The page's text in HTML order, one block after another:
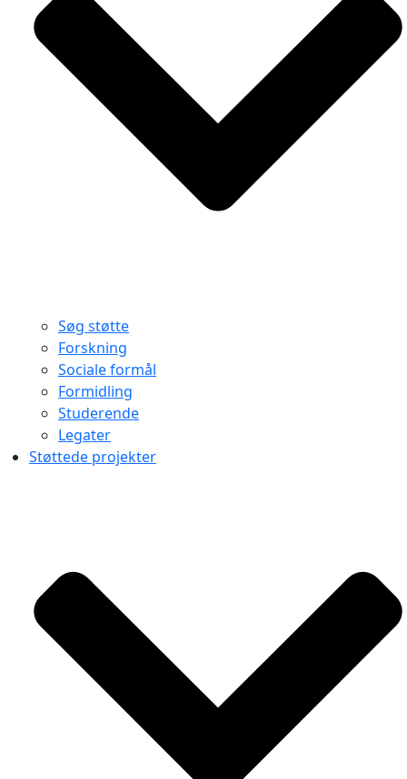
Søg støtte
Forskning
Sociale formål
Formidling
Studerende
Legater
Støttede projekter